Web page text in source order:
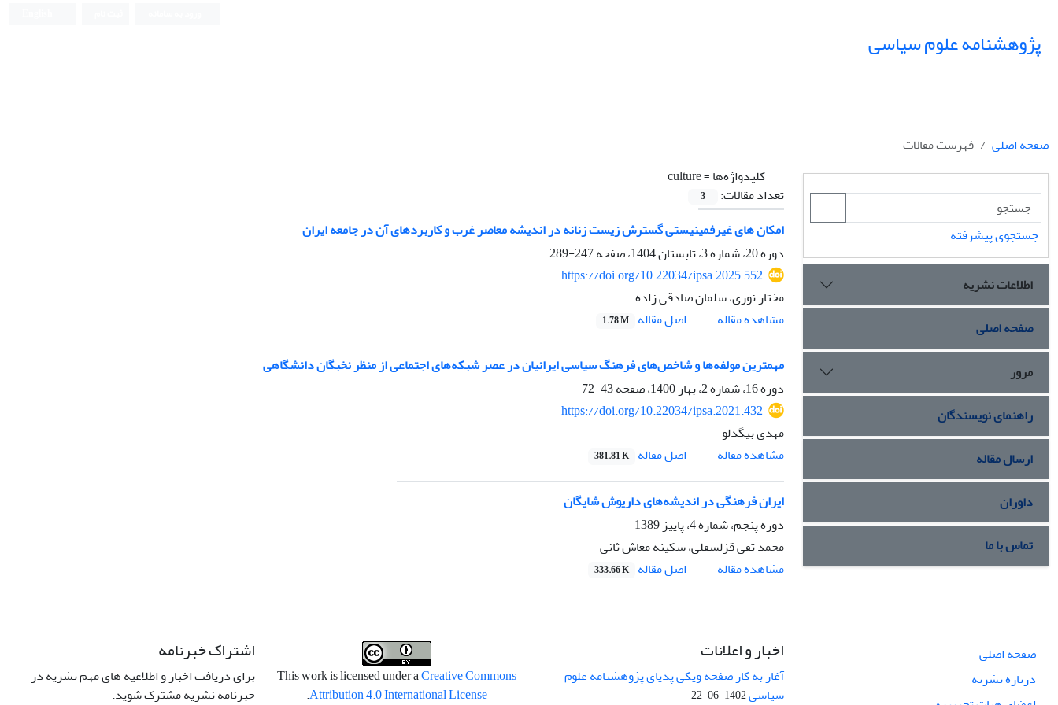
پژوهشنامه علوم سیاسی
صفحه اصلی
فهرست مقالات
کلیدواژه‌ها =culture
تعداد مقالات:
3
امکان های غیرفمینیستی گسترش زیست زنانه در اندیشه معاصر غرب و کاربردهای آن در جامعه ایران
دوره 20، شماره 3، تابستان 1404، صفحه
247-289
https://doi.org/10.22034/ipsa.2025.552
مختار نوری، سلمان صادقی زاده
مشاهده مقاله
اصل مقاله 1.78 M
مهمترین مولفه‌ها و شاخص‌های فرهنگ سیاسی ایرانیان در عصر شبکه‌های اجتماعی از منظر نخبگان دانشگاهی
دوره 16، شماره 2، بهار 1400، صفحه
43-72
https://doi.org/10.22034/ipsa.2021.432
مهدی بیگدلو
مشاهده مقاله
اصل مقاله 381.81 K
ایران فرهنگی در اندیشه‌های داریوش شایگان
دوره پنجم، شماره 4، پاییز 1389
محمد تقی قزلسفلی، سکینه معاش ثانی
مشاهده مقاله
اصل مقاله 333.66 K
جستجوی پیشرفته
اطلاعات نشریه
صفحه اصلی
مرور
راهنمای نویسندگان
ارسال مقاله
داوران
تماس با ما
صفحه اصلی
درباره نشریه
اخبار و اعلانات
آغاز به کار صفحه ویکی پدیای پژوهشنامه علوم
سیاسی1402-06-22
This work is licensed under aCreative Commons
Attribution 4.0 International License
.
اشتراک خبرنامه
برای دریافت اخبار و اطلاعیه های مهم نشریه در
خبرنامه نشریه مشترک شوید.